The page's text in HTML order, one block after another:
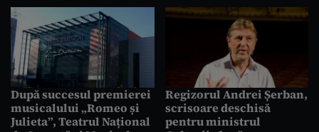
plină desfășurare
După succesul premierei
musicalului „Romeo și
Julieta”, Teatrul Național
Regizorul Andrei Șerban,
scrisoare deschisă
pentru ministrul